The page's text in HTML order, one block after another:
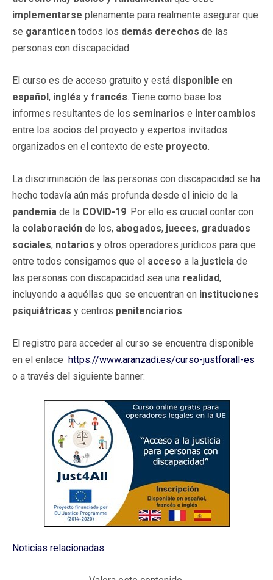
implementarse plenamente para realmente asegurar que
se garanticen todos los demás derechos de las
personas con discapacidad.
El curso es de acceso gratuito y está disponible en
español, inglés y francés. Tiene como base los
informes resultantes de los seminarios e intercambios
entre los socios del proyecto y expertos invitados
organizados en el contexto de este proyecto.
La discriminación de las personas con discapacidad se ha
hecho todavía aún más profunda desde el inicio de la
pandemia de la COVID-19. Por ello es crucial contar con
la colaboración de los, abogados, jueces, graduados
sociales, notarios y otros operadores jurídicos para que
entre todos consigamos que el acceso a la justicia de
las personas con discapacidad sea una realidad,
incluyendo a aquéllas que se encuentran en instituciones
psiquiátricas y centros penitenciarios.
El registro para acceder al curso se encuentra disponible
en el enlace https://www.aranzadi.es/curso-justforall-es
o a través del siguiente banner:
Noticias relacionadas